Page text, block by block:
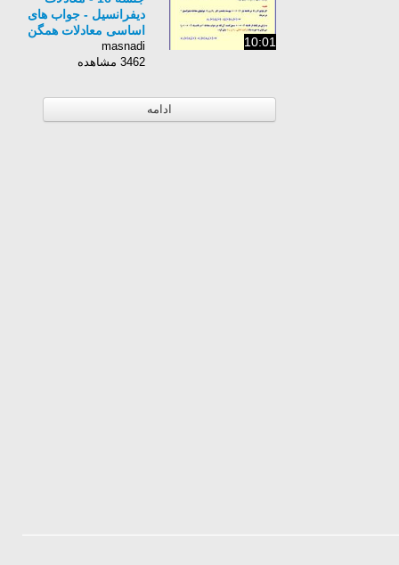
10:01
دیفرانسیل - جواب های
اساسی معادلات همگن
masnadi
3462 مشاهده
ادامه